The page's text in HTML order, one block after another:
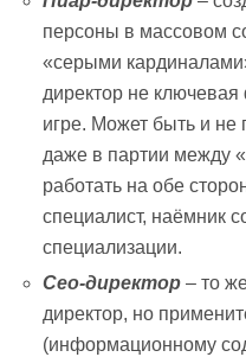
персоны в массовом
«серыми
директор не ключевая
игре. Может быть и не
даже в партии между
работать на обе
специалист, наёмник
специализации.
Сео-директор– то
директор, но
(информационному